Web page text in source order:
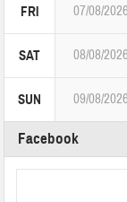
FRI 07/08/2026
SAT 08/08/2026
SUN 09/08/2026
Facebook